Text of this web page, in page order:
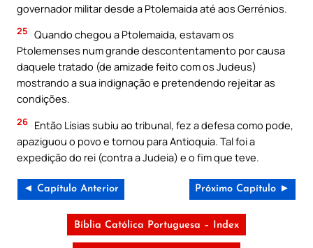
governador militar desde a Ptolemaida até aos Gerrénios.
25 Quando chegou a Ptolemaida, estavam os
Ptolemenses num grande descontentamento por causa
daquele tratado (de amizade feito com os Judeus)
mostrando a sua indignação e pretendendo rejeitar as
condições.
26 Então Lísias subiu ao tribunal, fez a defesa como pode,
apaziguou o povo e tornou para Antioquia. Tal foi a
expedição do rei (contra a Judeia) e o fim que teve.
◄ Capítulo Anterior Próximo Capítulo ►
Bíblia Católica Portuguesa – Index